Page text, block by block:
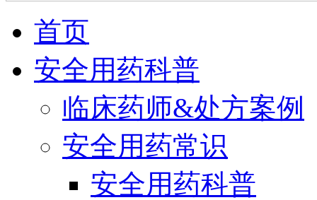
首页
安全用药科普
临床药师&处方案例
安全用药常识
安全用药科普